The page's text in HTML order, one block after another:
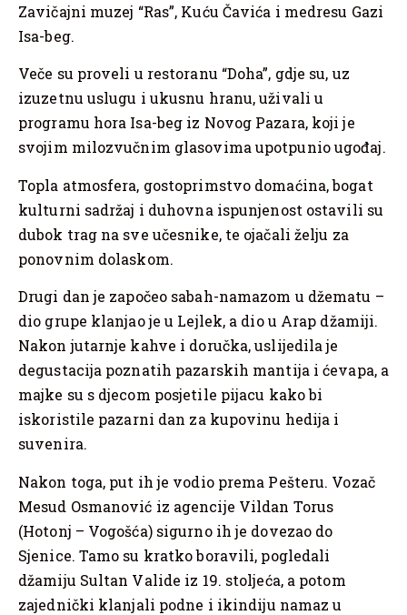
Zavičajni muzej “Ras”, Kuću Čavića i medresu Gazi
Isa-beg.
Veče su proveli u restoranu “Doha”, gdje su, uz
izuzetnu uslugu i ukusnu hranu, uživali u
programu hora Isa-beg iz Novog Pazara, koji je
svojim milozvučnim glasovima upotpunio ugođaj.
Topla atmosfera, gostoprimstvo domaćina, bogat
kulturni sadržaj i duhovna ispunjenost ostavili su
dubok trag na sve učesnike, te ojačali želju za
ponovnim dolaskom.
Drugi dan je započeo sabah-namazom u džematu –
dio grupe klanjao je u Lejlek, a dio u Arap džamiji.
Nakon jutarnje kahve i doručka, uslijedila je
degustacija poznatih pazarskih mantija i ćevapa, a
majke su s djecom posjetile pijacu kako bi
iskoristile pazarni dan za kupovinu hedija i
suvenira.
Nakon toga, put ih je vodio prema Pešteru. Vozač
Mesud Osmanović iz agencije Vildan Torus
(Hotonj – Vogošća) sigurno ih je dovezao do
Sjenice. Tamo su kratko boravili, pogledali
džamiju Sultan Valide iz 19. stoljeća, a potom
zajednički klanjali podne i ikindiju namaz u